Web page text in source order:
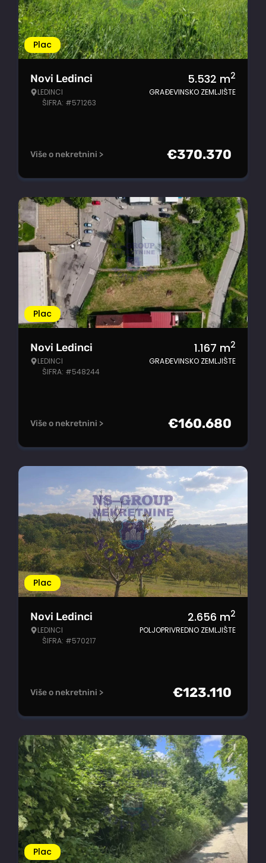
Plac
Novi Ledinci
LEDINCI
ŠIFRA: #571263
5.532 m2
GRAĐEVINSKO ZEMLJIŠTE
Više o nekretnini > €370.370
Plac
Novi Ledinci
LEDINCI
ŠIFRA: #548244
1.167 m2
GRAĐEVINSKO ZEMLJIŠTE
Više o nekretnini > €160.680
Plac
Novi Ledinci
LEDINCI
ŠIFRA: #570217
2.656 m2
POLJOPRIVREDNO ZEMLJIŠTE
Više o nekretnini > €123.110
Plac